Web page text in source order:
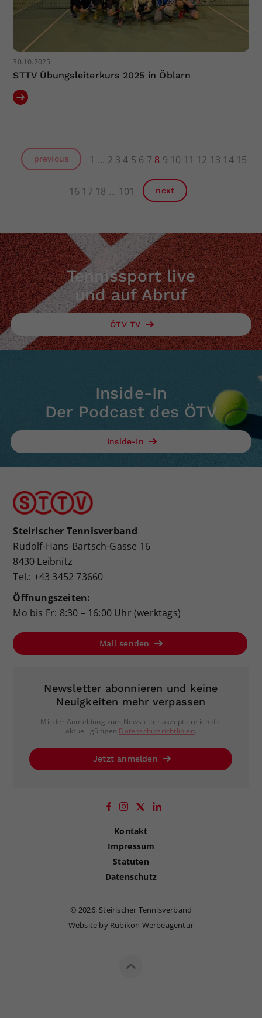
30.10.2025
STTV Übungsleiterkurs 2025 in Öblarn
previous 1 2 3 4 5 6 7 8 9 10 11 12 13 14 15
16 17 18 101 next
Tennissport live
und auf Abruf
ÖTV TV
Inside-In
Der Podcast des ÖTV
Inside-In
Steirischer Tennisverband
Rudolf-Hans-Bartsch-Gasse 16
8430 Leibnitz
Tel.: +43 3452 73660
Öffnungszeiten:
Mo bis Fr: 8:30 – 16:00 Uhr (werktags)
Mail senden
Newsletter abonnieren und keine
Neuigkeiten mehr verpassen
Mit der Anmeldung zum Newsletter akzeptiere ich die
aktuell gültigen Datenschutzrichtlinien.
Jetzt anmelden
Kontakt
Impressum
Statuten
Datenschutz
©2026, Steirischer Tennisverband
Website by Rubikon Werbeagentur